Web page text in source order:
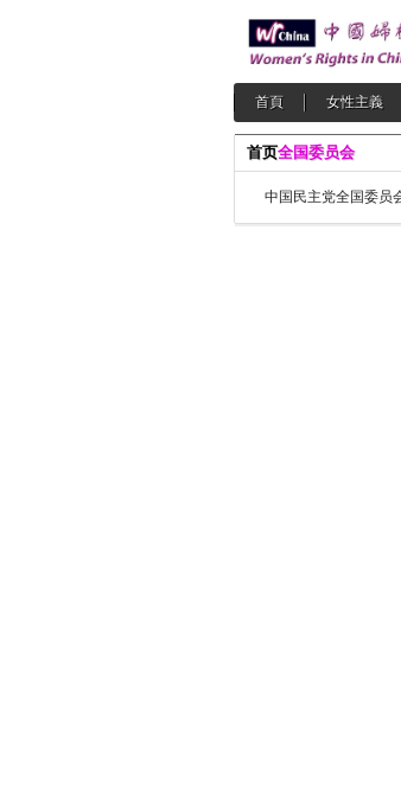
首頁 女性主義
首页全国委员会
中国民主党全国委员